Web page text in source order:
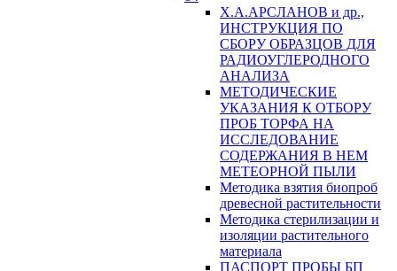
Х.А.АРСЛАНОВ и др.,
ИНСТРУКЦИЯ ПО
СБОРУ ОБРАЗЦОВ ДЛЯ
РАДИОУГЛЕРОДНОГО
АНАЛИЗА
МЕТОДИЧЕСКИЕ
УКАЗАНИЯ К ОТБОРУ
ПРОБ ТОРФА НА
ИССЛЕДОВАНИЕ
СОДЕРЖАНИЯ В НЕМ
МЕТЕОРНОЙ ПЫЛИ
Методика взятия биопроб
древесной растительности
Методика стерилизации и
изоляции растительного
материала
ПАСПОРТ ПРОБЫ БП